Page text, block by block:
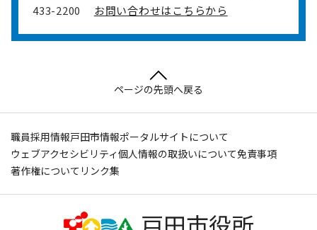
433-2200
お問い合わせはこちらから
ページの先頭へ戻る
職員採用情報戸田市情報ポータルサイトについて
ウェブアクセシビリティ個人情報の取扱いについて免責事項
著作権について リンク集